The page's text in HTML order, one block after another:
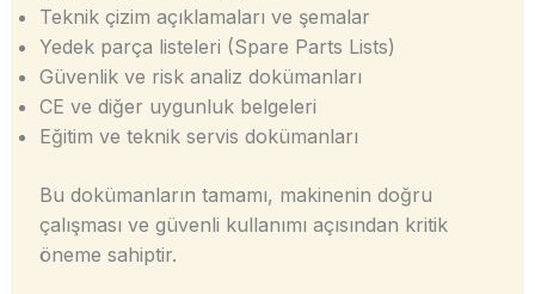
Teknik çizim açıklamaları ve şemalar
Yedek parça listeleri (Spare Parts Lists)
Güvenlik ve risk analiz dokümanları
CE ve diğer uygunluk belgeleri
Eğitim ve teknik servis dokümanları
Bu dokümanların tamamı, makinenin doğru
çalışması ve güvenli kullanımı açısından kritik
öneme sahiptir.